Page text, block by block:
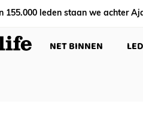
155.000 leden staan we achter
NET BINNEN